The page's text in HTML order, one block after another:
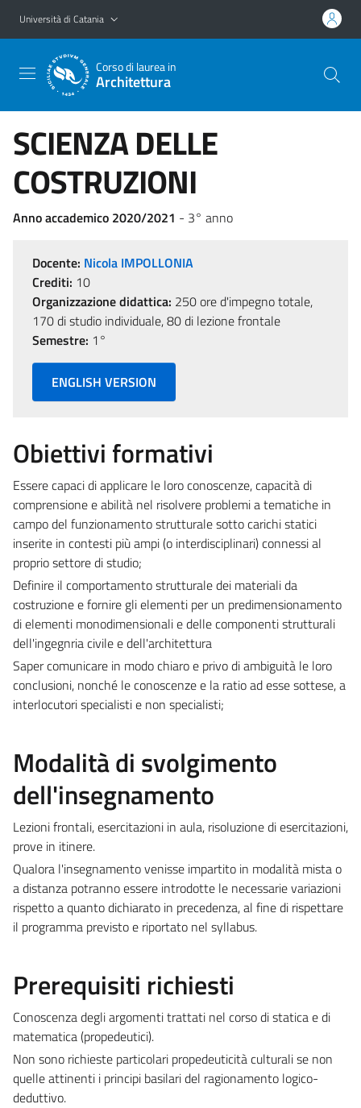
Vai al contenuto principale
Vai al menu di navigazione
Università di Catania
Corso di laurea in
Architettura
SCIENZA DELLE
COSTRUZIONI
Anno accademico 2020/2021 - 3° anno
Docente: Nicola IMPOLLONIA
Crediti: 10
Organizzazione didattica: 250 ore d'impegno totale,
170 di studio individuale, 80 di lezione frontale
Semestre: 1°
ENGLISH VERSION
Obiettivi formativi
Essere capaci di applicare le loro conoscenze, capacità di
comprensione e abilità nel risolvere problemi a tematiche in
campo del funzionamento strutturale sotto carichi statici
inserite in contesti più ampi (o interdisciplinari) connessi al
proprio settore di studio;
Definire il comportamento strutturale dei materiali da
costruzione e fornire gli elementi per un predimensionamento
di elementi monodimensionali e delle componenti strutturali
dell'ingegnria civile e dell'architettura
Saper comunicare in modo chiaro e privo di ambiguità le loro
conclusioni, nonché le conoscenze e la ratio ad esse sottese, a
interlocutori specialisti e non specialisti;
Modalità di svolgimento
dell'insegnamento
Lezioni frontali, esercitazioni in aula, risoluzione di esercitazioni,
prove in itinere.
Qualora l'insegnamento venisse impartito in modalità mista o
a distanza potranno essere introdotte le necessarie variazioni
rispetto a quanto dichiarato in precedenza, al fine di rispettare
il programma previsto e riportato nel syllabus.
Prerequisiti richiesti
Conoscenza degli argomenti trattati nel corso di statica e di
matematica (propedeutici).
Non sono richieste particolari propedeuticità culturali se non
quelle attinenti i principi basilari del ragionamento logico-
deduttivo.